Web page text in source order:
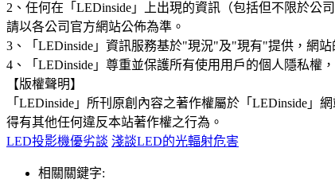
2、任何在「LEDinside」上出現的資訊（包括但不限於公
請以各公司官方網站公佈為準。
3、「LEDinside」資訊服務基於"現況"及"現有"提供，網
4、「LEDinside」尊重並保護所有使用用戶的個人隱私權
【版權聲明】
「LEDinside」所刊原創內容之著作權屬於「LEDinside
得有其他任何違反本站著作權之行為。
LED投影機優劣談 淺談LED的光輻射危害
相關關鍵字: